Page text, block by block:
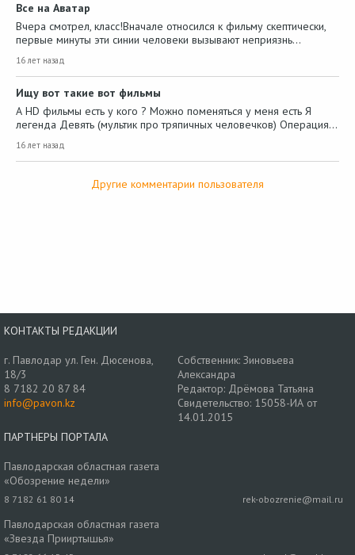
Все на Аватар
Вчера смотрел, класс!Вначале относился к фильму скептически,
первые минуты эти синии человеки вызывают неприязнь…
16 лет назад
Ищу вот такие вот фильмы
А HD фильмы есть у кого ? Можно поменяться у меня есть Я
легенда Девять (мультик про тряпичных человечков) Операция…
16 лет назад
Другие комментарии пользователя
КОНТАКТЫ РЕДАКЦИИ
г. Павлодар ул. Ген. Дюсенова,
18/3
8 7182 20 87 84
info@pavon.kz
Собственник: Зиновьева
Александра
Редактор: Дрёмова Татьяна
Свидетельство: 15058-ИА от
14.01.2015
ПАРТНЕРЫ ПОРТАЛА
Павлодарская областная газета
«Обозрение недели»
8 7182 61 80 14 rek-obozrenie@mail.ru
Павлодарская областная газета
«Звезда Прииртышья»